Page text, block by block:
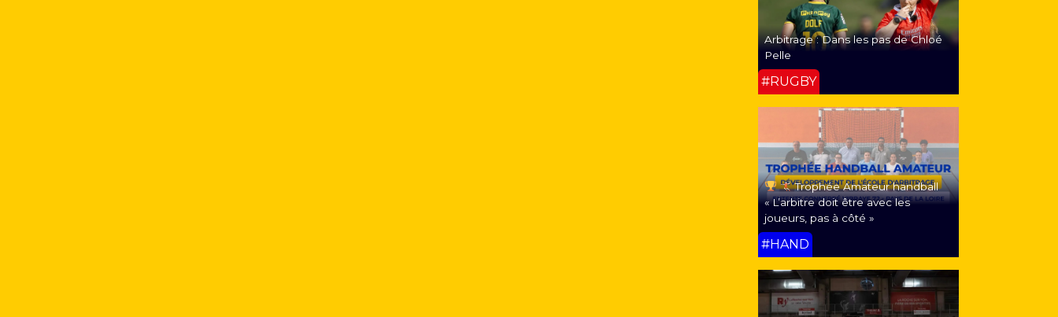
Arbitrage : Dans les pas de Chloé
Pelle
#RUGBY
Trophée Amateur handball
« L’arbitre doit être avec les
joueurs, pas à côté »
#HAND